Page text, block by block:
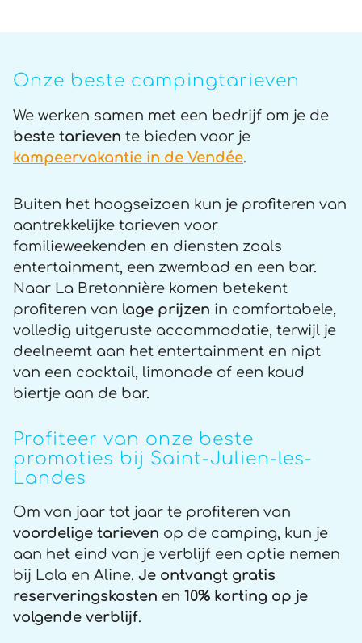
Onze beste campingtarieven
We werken samen met een bedrijf om je de
beste tarieven te bieden voor je
kampeervakantie in de Vendée.
Buiten het hoogseizoen kun je profiteren van
aantrekkelijke tarieven voor
familieweekenden en diensten zoals
entertainment, een zwembad en een bar.
Naar La Bretonnière komen betekent
profiteren van lage prijzen in comfortabele,
volledig uitgeruste accommodatie, terwijl je
deelneemt aan het entertainment en nipt
van een cocktail, limonade of een koud
biertje aan de bar.
Profiteer van onze beste
promoties bij Saint-Julien-les-
Landes
Om van jaar tot jaar te profiteren van
voordelige tarieven op de camping, kun je
aan het eind van je verblijf een optie nemen
bij Lola en Aline. Je ontvangt gratis
reserveringskosten en 10% korting op je
volgende verblijf.